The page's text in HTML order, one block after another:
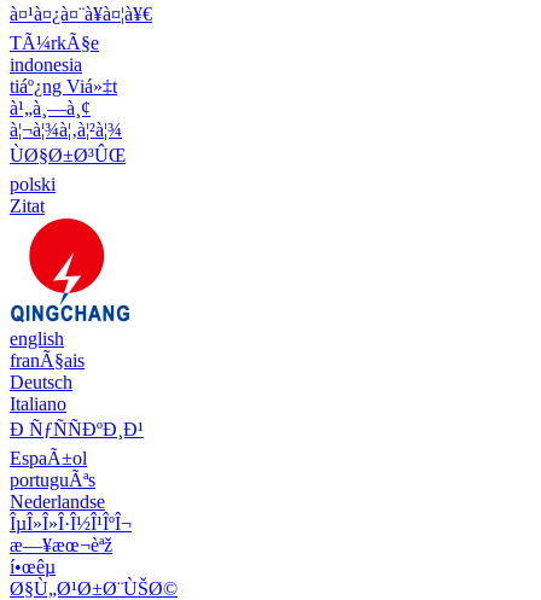
à¤¹à¤¿à¤¨à¥à¤¦à¥€
TÃ¼rkÃ§e
indonesia
tiáº¿ng Viá»‡t
à¹„à¸—à¸¢
à¦¬à¦¾à¦‚à¦²à¦¾
ÙØ§Ø±Ø³ÛŒ
polski
Zitat
english
franÃ§ais
Deutsch
Italiano
Ð ÑƒÑÑÐºÐ¸Ð¹
EspaÃ±ol
portuguÃªs
Nederlandse
ÎµÎ»Î»Î·Î½Î¹ÎºÎ¬
æ—¥æœ¬èªž
í•œêµ­
Ø§Ù„Ø¹Ø±Ø¨ÙŠØ©